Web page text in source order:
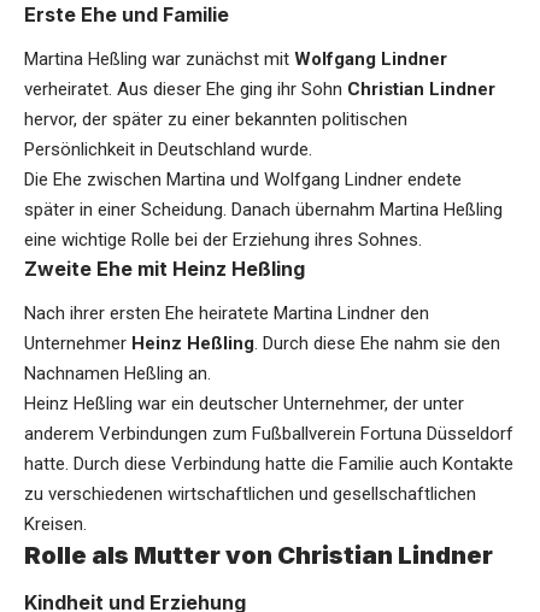
Erste Ehe und Familie
Martina Heßling war zunächst mit Wolfgang Lindner
verheiratet. Aus dieser Ehe ging ihr Sohn Christian Lindner
hervor, der später zu einer bekannten politischen
Persönlichkeit in Deutschland wurde.
Die Ehe zwischen Martina und Wolfgang Lindner endete
später in einer Scheidung. Danach übernahm Martina Heßling
eine wichtige Rolle bei der Erziehung ihres Sohnes.
Zweite Ehe mit Heinz Heßling
Nach ihrer ersten Ehe heiratete Martina Lindner den
Unternehmer Heinz Heßling. Durch diese Ehe nahm sie den
Nachnamen Heßling an.
Heinz Heßling war ein deutscher Unternehmer, der unter
anderem Verbindungen zum Fußballverein Fortuna Düsseldorf
hatte. Durch diese Verbindung hatte die Familie auch Kontakte
zu verschiedenen wirtschaftlichen und gesellschaftlichen
Kreisen.
Rolle als Mutter von Christian Lindner
Kindheit und Erziehung